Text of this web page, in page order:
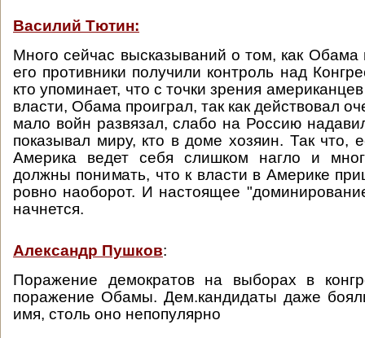
Василий Тютин:
Много сейчас высказываний о том, как Обама
его противники получили контроль над
кто упоминает, что с точки зрения
власти, Обама проиграл, так как действовал
мало войн развязал, слабо на Россию
показывал миру, кто в доме хозяин. Так что,
Америка ведет себя слишком нагло и
должны понимать, что к власти в Америке
ровно наоборот. И настоящее
начнется.
Александр Пушков:
Поражение демократов на выборах в
поражение Обамы. Дем.кандидаты даже
имя, столь оно непопулярно